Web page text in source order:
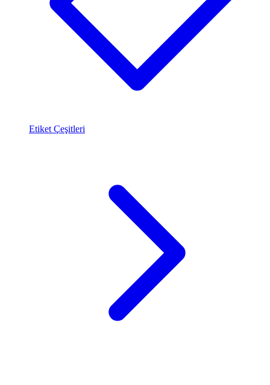
Etiket Çeşitleri